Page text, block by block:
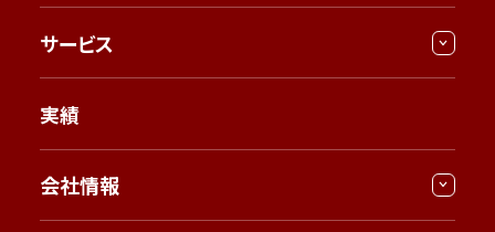
サービス
実績
会社情報